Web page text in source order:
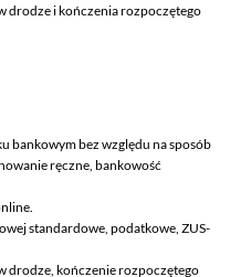
drodze i kończenia rozpoczętego
bankowym bez względu na sposób
ręczne, bankowość
standardowe, podatkowe, ZUS-
drodze, kończenie rozpoczętego